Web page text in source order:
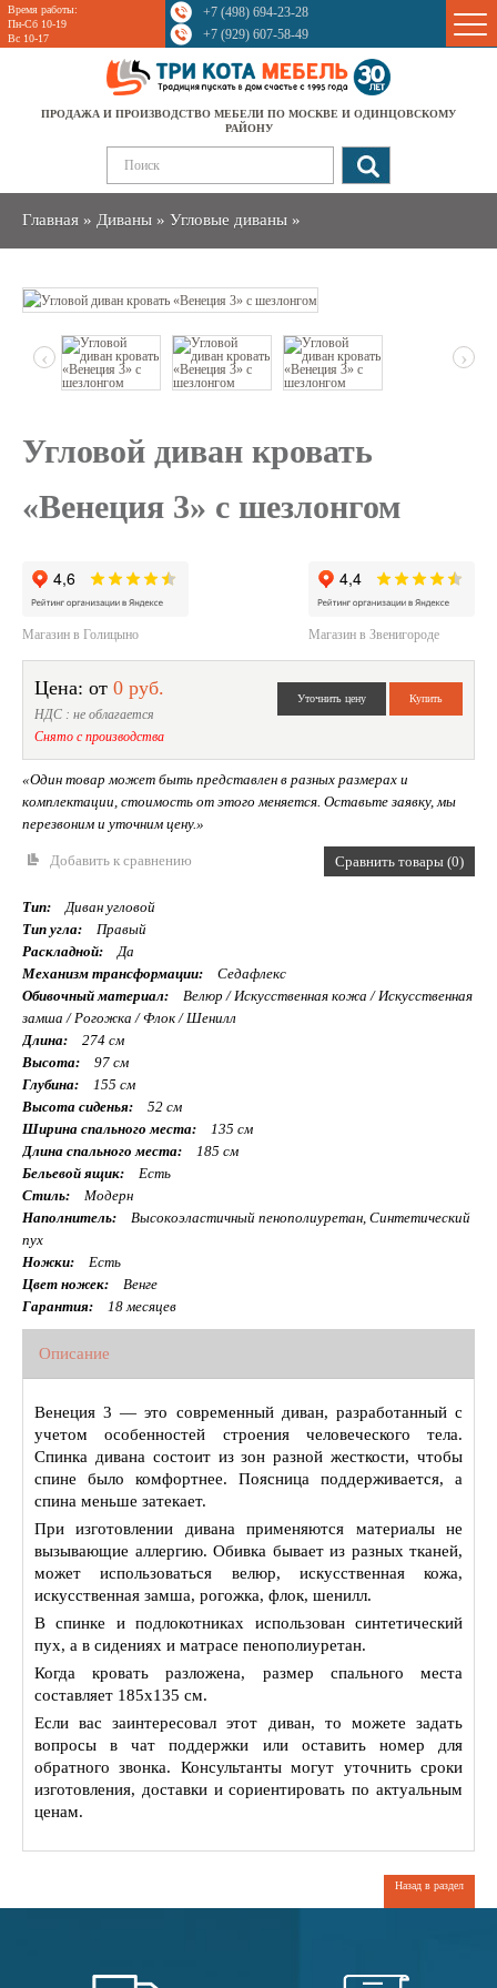
Время работы:
Пн-Сб 10-19
Вс 10-17
+7 (498) 694-23-28
+7 (929) 607-58-49
ПРОДАЖА И ПРОИЗВОДСТВО МЕБЕЛИ ПО МОСКВЕ И ОДИНЦОВСКОМУ
РАЙОНУ
Главная » Диваны » Угловые диваны »
Sale
‹ ›
Угловой диван кровать
«Венеция 3» с шезлонгом
Магазин в Голицыно Магазин в Звенигороде
Цена: от 0 руб.
НДС : не облагается
Снято с производства
«Один товар может быть представлен в разных размерах и
комплектации, стоимость от этого меняется. Оставьте заявку, мы
перезвоним и уточним цену.»
Добавить к сравнению Сравнить товары (0)
Тип:
Диван угловой
Тип угла:
Правый
Раскладной:
Да
Механизм трансформации:
Седафлекс
Обивочный материал:
Велюр / Искуcственная кожа / Искусственная
замша / Рогожка / Флок / Шенилл
Длина:
274 см
Высота:
97 см
Глубина:
155 см
Высота сиденья:
52 см
Ширина спального места:
135 см
Длина спального места:
185 см
Бельевой ящик:
Есть
Стиль:
Модерн
Наполнитель:
Высокоэластичный пенополиуретан, Синтетический
пух
Ножки:
Есть
Цвет ножек:
Венге
Гарантия:
18 месяцев
Описание
Венеция 3 — это современный диван, разработанный с
учетом особенностей строения человеческого тела.
Спинка дивана состоит из зон разной жесткости, чтобы
спине было комфортнее. Поясница поддерживается, а
спина меньше затекает.
При изготовлении дивана применяются материалы не
вызывающие аллергию. Обивка бывает из разных тканей,
может использоваться велюр, искуcственная кожа,
искусственная замша, рогожка, флок, шенилл.
В спинке и подлокотниках использован синтетический
пух, а в сидениях и матрасе пенополиуретан.
Когда кровать разложена, размер спального места
составляет 185х135 см.
Если вас заинтересовал этот диван, то можете задать
вопросы в чат поддержки или оставить номер для
обратного звонка. Консультанты могут уточнить сроки
изготовления, доставки и сориентировать по актуальным
ценам.
Назад в раздел